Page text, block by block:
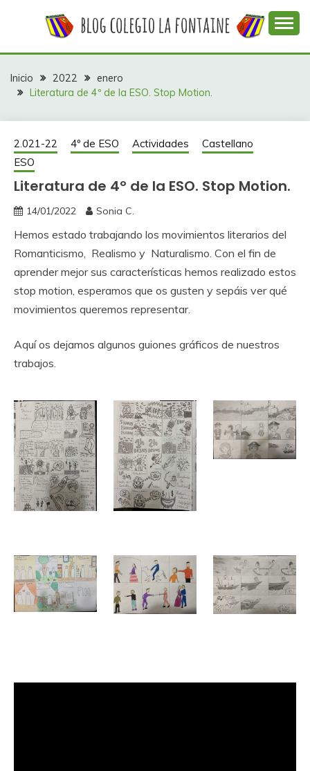
COLEGIO LA
FONTAINE
colegio La Fontaine
Inicio 2022
enero
Literatura de 4º de la ESO. Stop Motion.
2.021-22 4º de ESO Actividades
Castellano
ESO
Literatura de 4º de la ESO. Stop Motion.
14/01/2022 Sonia C.
Hemos estado trabajando los movimientos literarios del
Romanticismo, Realismo y Naturalismo. Con el fin de
aprender mejor sus características hemos realizado estos
stop motion, esperamos que os gusten y sepáis ver qué
movimientos queremos representar.
Aquí os dejamos algunos guiones gráficos de nuestros
trabajos.